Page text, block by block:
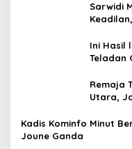
Sarwidi
Ini Hasil
Teladan
Remaja
Utara,
Kadis Kominfo Minut
Joune Ganda